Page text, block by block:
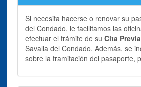
Si necesita hacerse o renovar su
del Condado, le facilitamos las
efectuar el trámite de su Cita
Savalla del Condado. Además, se
sobre la tramitación del pasaporte,